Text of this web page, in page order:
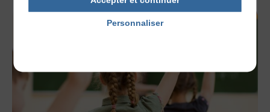
Personnaliser